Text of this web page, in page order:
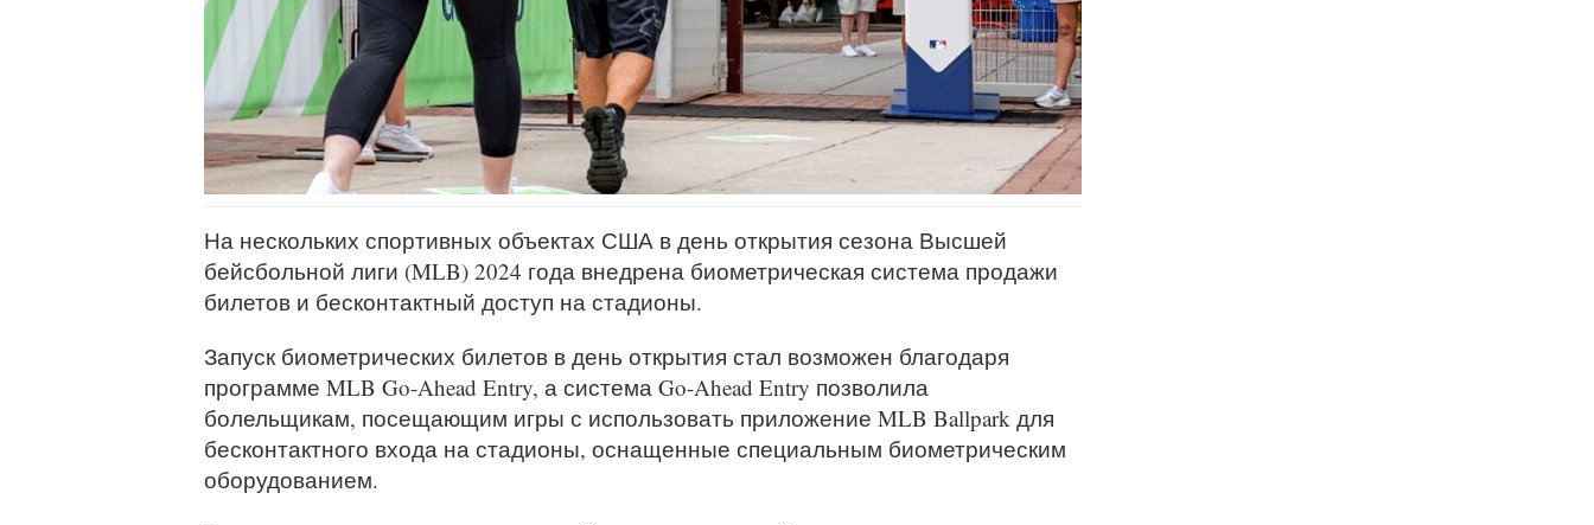
На нескольких спортивных объектах США в день открытия сезона Высшей
бейсбольной лиги (MLB) 2024 года внедрена биометрическая система продажи
билетов и бесконтактный доступ на стадионы.
Запуск биометрических билетов в день открытия стал возможен благодаря
программе MLB Go-Ahead Entry, а система Go-Ahead Entry позволила
болельщикам, посещающим игры с использовать приложение MLB Ballpark для
бесконтактного входа на стадионы, оснащенные специальным биометрическим
оборудованием.